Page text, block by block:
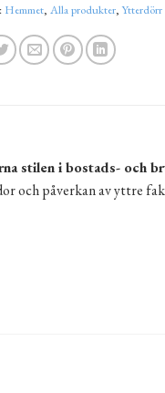
Hemmet, Alla produkter, Ytterdörr
stilen i bostads- och
och påverkan av yttre